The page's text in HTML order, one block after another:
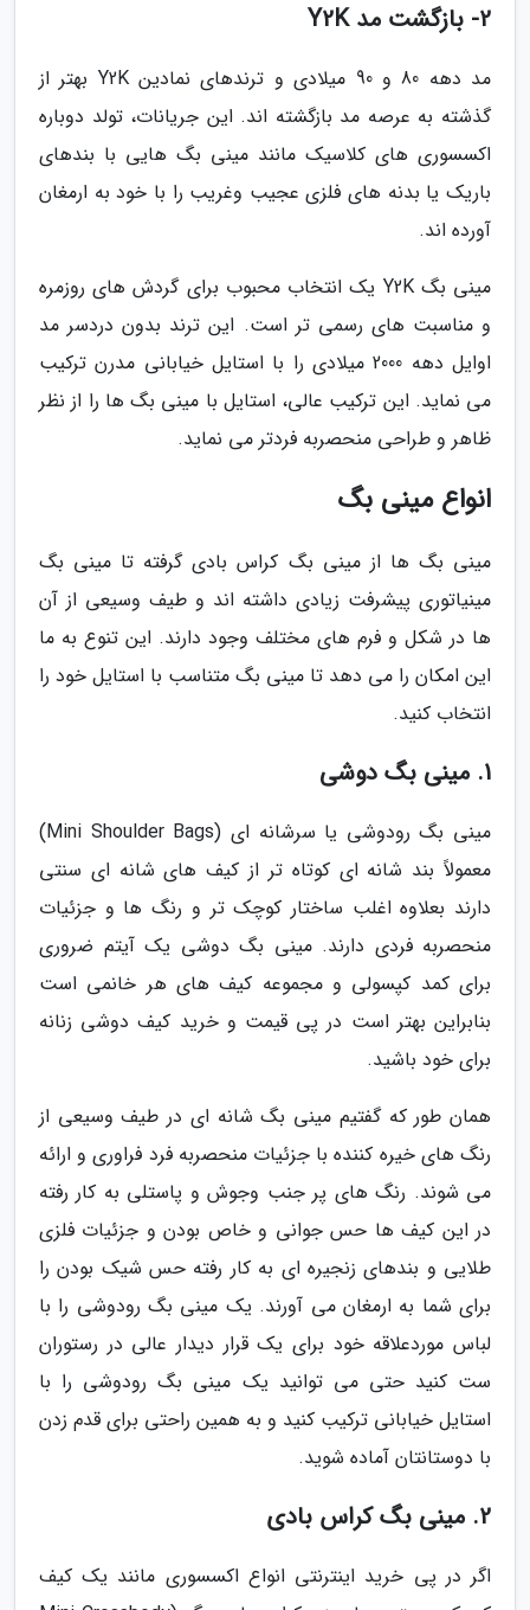
2- بازگشت مد Y2K
مد دهه 80 و 90 میلادی و ترندهای نمادین Y2K بهتر از
گذشته به عرصه مد بازگشته اند. این جریانات، تولد دوباره
اکسسوری های کلاسیک مانند مینی بگ هایی با بندهای
باریک یا بدنه های فلزی عجیب وغریب را با خود به ارمغان
آورده اند.
مینی بگ Y2K یک انتخاب محبوب برای گردش های روزمره
و مناسبت های رسمی تر است. این ترند بدون دردسر مد
اوایل دهه 2000 میلادی را با استایل خیابانی مدرن ترکیب
می نماید. این ترکیب عالی، استایل با مینی بگ ها را از نظر
ظاهر و طراحی منحصربه فردتر می نماید.
انواع مینی بگ
مینی بگ ها از مینی بگ کراس بادی گرفته تا مینی بگ
مینیاتوری پیشرفت زیادی داشته اند و طیف وسیعی از آن
ها در شکل و فرم های مختلف وجود دارند. این تنوع به ما
این امکان را می دهد تا مینی بگ متناسب با استایل خود را
انتخاب کنید.
1. مینی بگ دوشی
مینی بگ رودوشی یا سرشانه ای (Mini Shoulder Bags)
معمولاً بند شانه ای کوتاه تر از کیف های شانه ای سنتی
دارند بعلاوه اغلب ساختار کوچک تر و رنگ ها و جزئیات
منحصربه فردی دارند. مینی بگ دوشی یک آیتم ضروری
برای کمد کپسولی و مجموعه کیف های هر خانمی است
بنابراین بهتر است در پی قیمت و خرید کیف دوشی زنانه
برای خود باشید.
همان طور که گفتیم مینی بگ شانه ای در طیف وسیعی از
رنگ های خیره کننده با جزئیات منحصربه فرد فراوری و ارائه
می شوند. رنگ های پر جنب وجوش و پاستلی به کار رفته
در این کیف ها حس جوانی و خاص بودن و جزئیات فلزی
طلایی و بندهای زنجیره ای به کار رفته حس شیک بودن را
برای شما به ارمغان می آورند. یک مینی بگ رودوشی را با
لباس موردعلاقه خود برای یک قرار دیدار عالی در رستوران
ست کنید حتی می توانید یک مینی بگ رودوشی را با
استایل خیابانی ترکیب کنید و به همین راحتی برای قدم زدن
با دوستانتان آماده شوید.
2. مینی بگ کراس بادی
اگر در پی خرید اینترنتی انواع اکسسوری مانند یک کیف